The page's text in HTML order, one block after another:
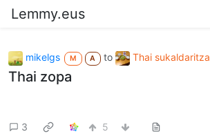
Lemmy.eus
mikelgs M A to Thai sukaldaritza
Thai zopa
3 5